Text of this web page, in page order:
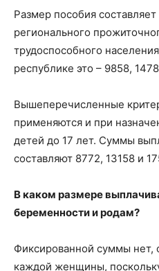
Размер пособия
регионального
трудоспособного
республике это – 9858,
Вышеперечисленные
применяются и при
детей до 17 лет. Суммы
составляют 8772, 13158 и
В каком размере
беременности и родам?
Фиксированной суммы нет,
каждой женщины,